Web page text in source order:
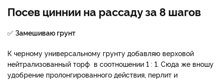
Посев циннии на рассаду за 8 шагов
✅ Замешиваю грунт
К черному универсальному грунту добавляю верховой
нейтрализованный торф в соотношении 1 : 1. Сюда же вношу
удобрение пролонгированного действия, перлит и